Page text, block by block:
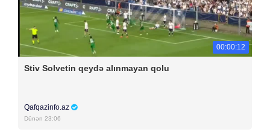
00:00:12
Stiv Solvetin qeydə alınmayan qolu
Qafqazinfo.az
Dünən 23:06